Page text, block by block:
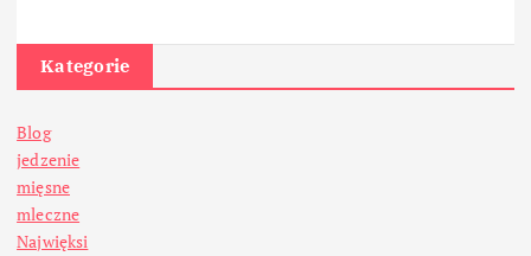
Kategorie
Blog
jedzenie
mięsne
mleczne
Najwięksi